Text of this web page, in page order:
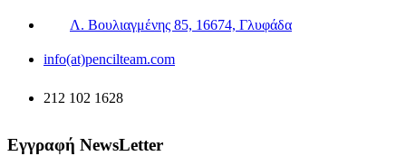
Λ. Βουλιαγμένης 85, 16674, Γλυφάδα
info(at)pencilteam.com
212 102 1628
Εγγραφή NewsLetter